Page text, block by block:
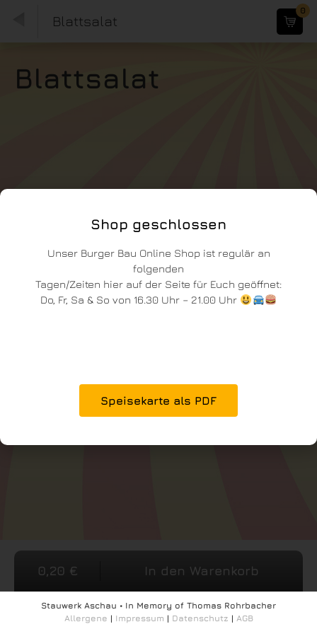
Blattsalat
0
Blattsalat
0,20 € In den Warenkorb
Stauwerk Aschau • In Memory of Thomas Rohrbacher
Allergene | Impressum | Datenschutz | AGB
Shop geschlossen
Unser Burger Bau Online Shop ist regulär an
folgenden
Tagen/Zeiten hier auf der Seite für Euch geöffnet:
Do, Fr, Sa & So von 16.30 Uhr – 21.00 Uhr
Speisekarte als PDF